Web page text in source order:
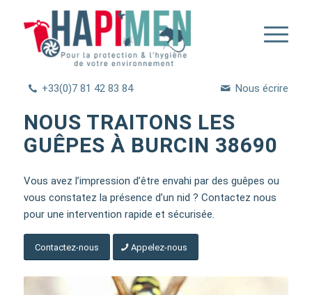
+33(0)7 81 42 83 84 Nous écrire
NOUS TRAITONS LES
GUÊPES À BURCIN 38690
Vous avez l’impression d’être envahi par des guêpes ou
vous constatez la présence d’un nid ? Contactez nous
pour une intervention rapide et sécurisée.
Contactez-nous Appelez-nous